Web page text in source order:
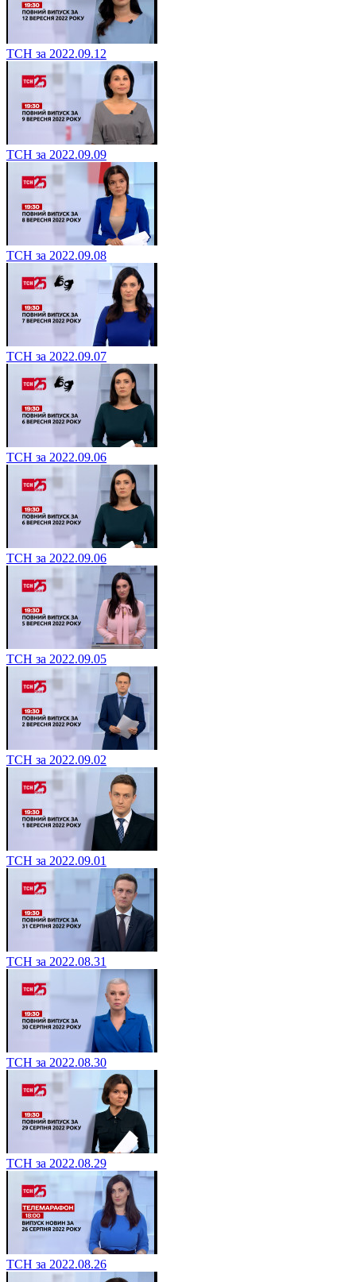
ТСН за 2022.09.12
ТСН за 2022.09.09
ТСН за 2022.09.08
ТСН за 2022.09.07
ТСН за 2022.09.06
ТСН за 2022.09.06
ТСН за 2022.09.05
ТСН за 2022.09.02
ТСН за 2022.09.01
ТСН за 2022.08.31
ТСН за 2022.08.30
ТСН за 2022.08.29
ТСН за 2022.08.26